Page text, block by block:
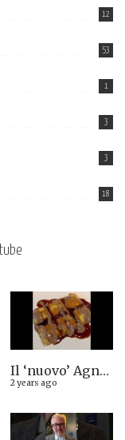
12
53
1
3
3
18
Il ‘nuovo’ Agnolotto di Torino del Mago Rabin
2 years ago